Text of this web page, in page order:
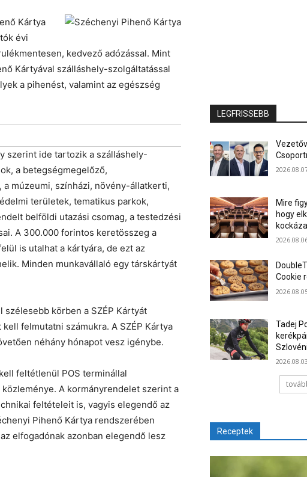
Kártya
évi
kedvező adózással. Mint
Kártyával szálláshely-szolgáltatással
a pihenést, valamint az egészség
szerint ide tartozik a szálláshely-
a betegségmegelőző,
múzeumi, színházi, növény-állatkerti,
területek, tematikus parkok,
belföldi utazási csomag, a testedzési
A 300.000 forintos keretösszeg a
is utalhat a kártyára, de ezt az
Minden munkavállaló egy társkártyát
körben a SZÉP Kártyát
felmutatni számukra. A SZÉP Kártya
néhány hónapot vesz igénybe.
feltétlenül POS terminállal
A kormányrendelet szerint a
feltételeit is, vagyis elegendő az
Pihenő Kártya rendszerében
elfogadónak azonban elegendő lesz
LEGFRISSEBB
Mire
hogy
Cookie
Tadej
Receptek